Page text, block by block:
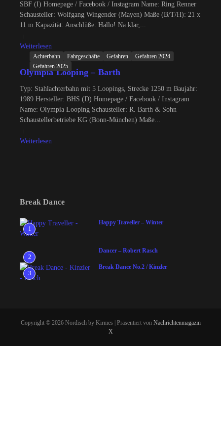
SBF (I) Homepage / Facebook / Instagram Name: Ring Renner
Schausteller: Wolfgang Wingender (Mayen) Maße (B/T/H): 21 x
11 m Kapazität: Anschlüße: Hallo! Na klar,...
Weiterlesen
Achterbahn Fahrgeschäfte Gefahren
Gefahren 2024
Gefahren 2025
Olympia Looping – Barth
Typ: Stahlachterbahn mit 5 Loopings, Strecke 1250 m Baujahr:
1989 Hersteller: BHS (D) Homepage / Facebook / Instagram
Name: Olympia Looping Schausteller: R. Barth & Sohn
Schaustellerbetriebe KG (Bonn-München) Maße...
Weiterlesen
Break Dance
1
Happy Traveller – Winter
2
Dancer – Robert Rasch
3
Break Dance No.2 / Kinzler
Copyright © 2026 Nordisch by Kirmes | Präsentiert von Nachrichtenmagazin
X